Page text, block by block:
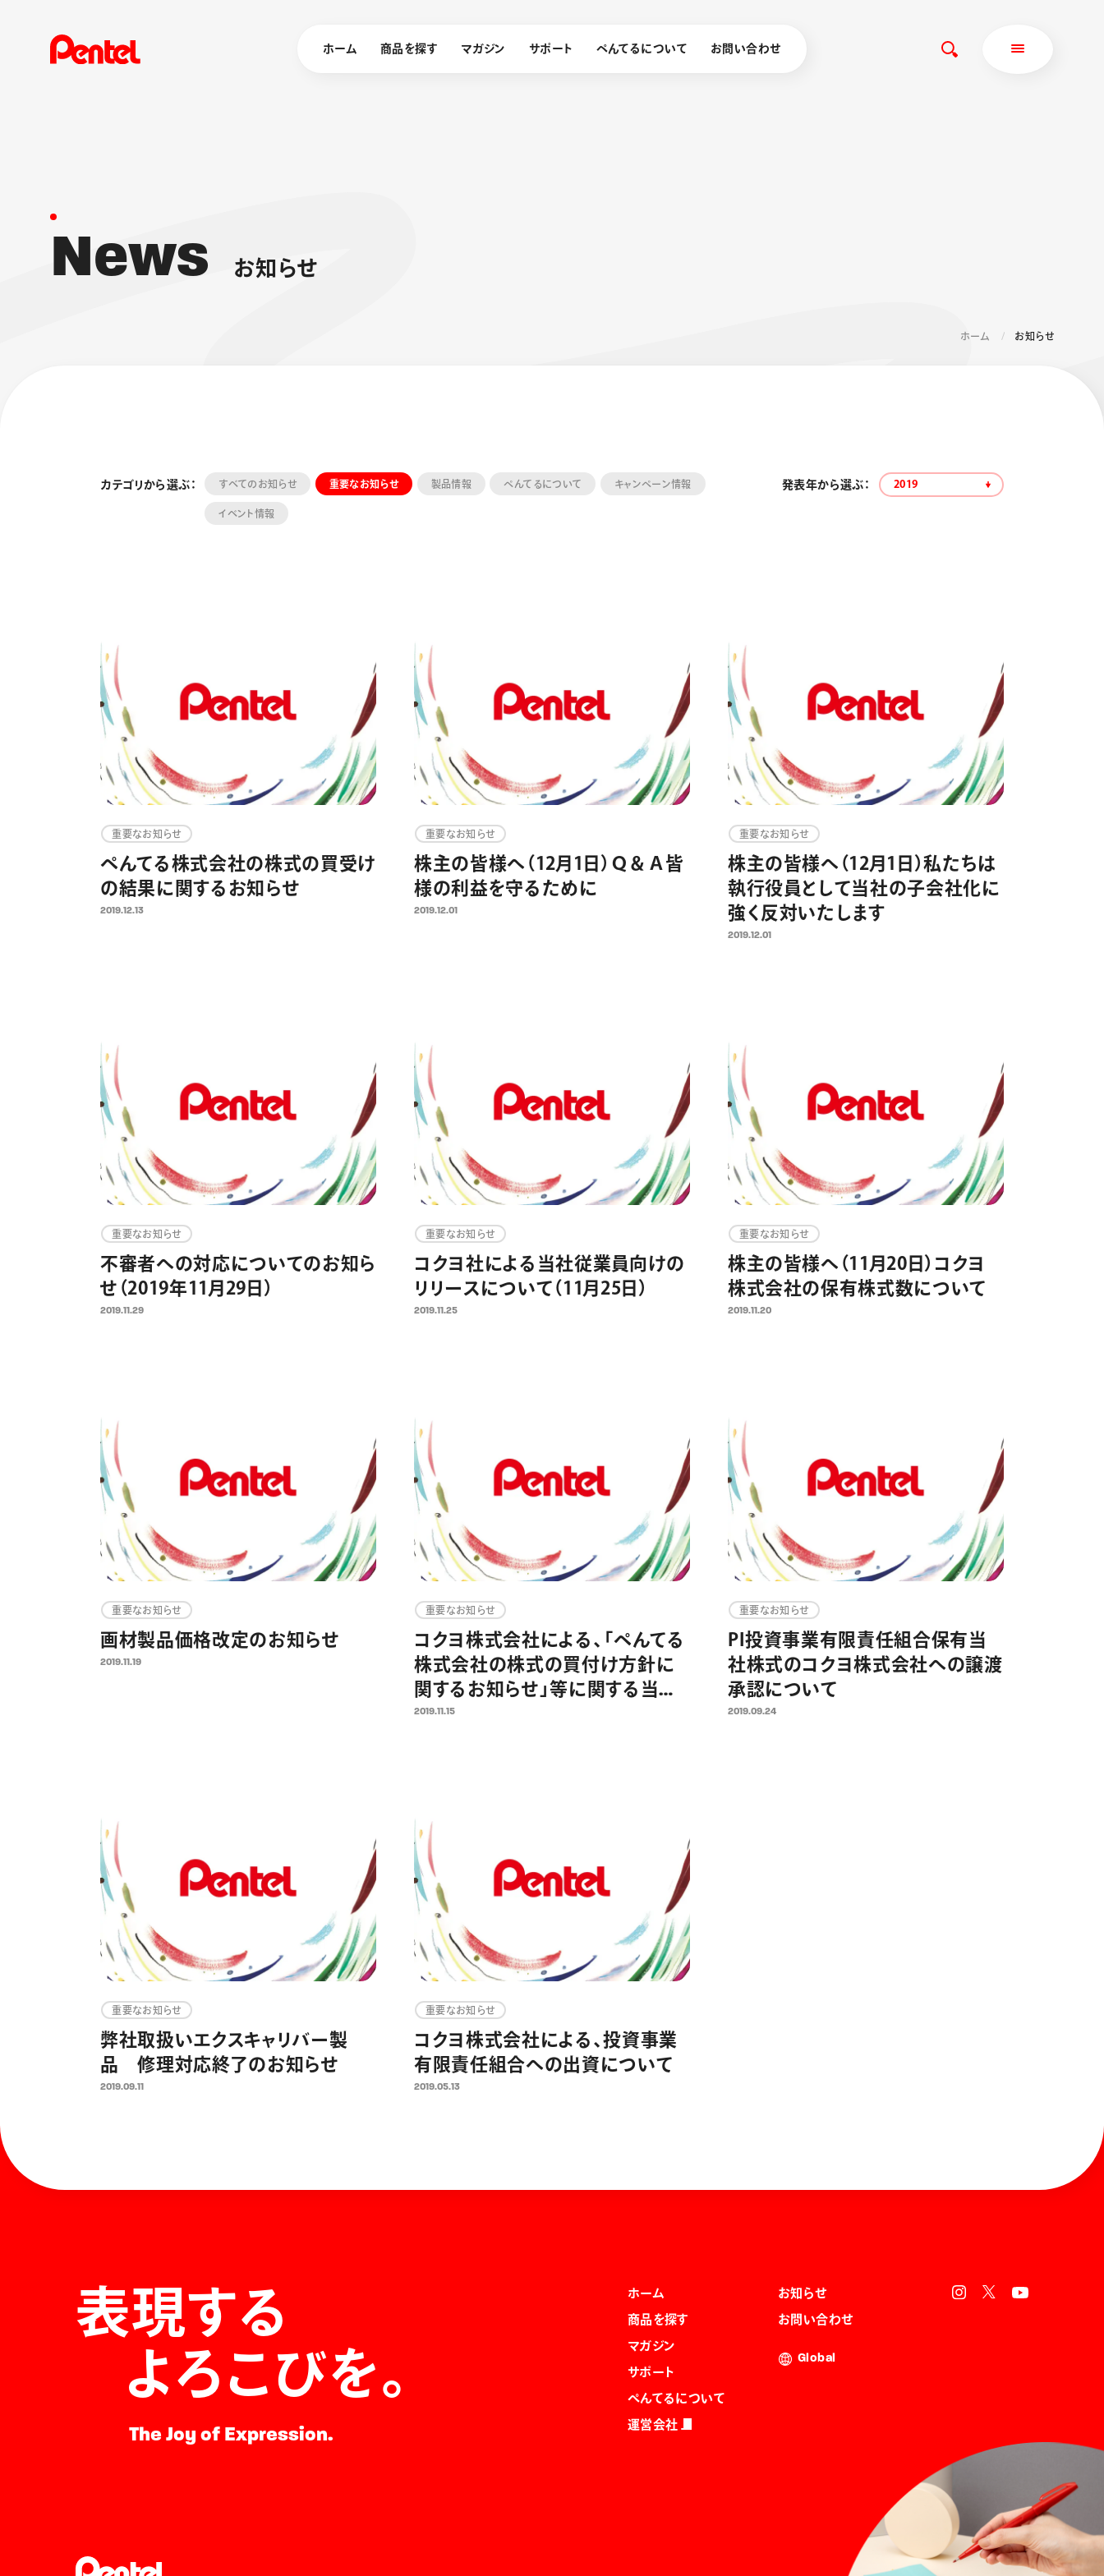
ホーム 商品を探す マガジン サポート ぺんてるについて お問い合わせ
エナージェル
シャープペン
消し具
News お知 らせ
ホーム お知らせ
カテゴリから選ぶ： すべてのお知らせ 重要なお知らせ 製品情報 ぺんてるについて キャンペーン情報
イベント情報
発表年から選ぶ： 2019
重要なお知らせ
ぺんてる株式会社の株式の買受け
の結果に関するお知らせ
2019.12.13
重要なお知らせ
株主の皆様へ（12月1日）Ｑ＆Ａ皆
様の利益を守るために
2019.12.01
重要なお知らせ
株主の皆様へ（12月1日）私たちは
執行役員として当社の子会社化に
強く反対いたします
2019.12.01
重要なお知らせ
不審者への対応についてのお知ら
せ（2019年11月29日）
2019.11.29
重要なお知らせ
コクヨ社による当社従業員向けの
リリースについて（11月25日）
2019.11.25
重要なお知らせ
株主の皆様へ（11月20日）コクヨ
株式会社の保有株式数について
2019.11.20
重要なお知らせ
画材製品価格改定のお知らせ
2019.11.19
重要なお知らせ
コクヨ株式会社による、「ぺんてる
株式会社の株式の買付け方針に
関するお知らせ」等に関する当社
見解
2019.11.15
重要なお知らせ
PI投資事業有限責任組合保有当
社株式のコクヨ株式会社への譲渡
承認について
2019.09.24
重要なお知らせ
弊社取扱いエクスキャリバー製
品 修理対応終了のお知らせ
2019.09.11
重要なお知らせ
コクヨ株式会社による、投資事業
有限責任組合への出資について
2019.05.13
ホーム
商品を探す
マガジン
サポート
ぺんてるについて
運営会社
お知らせ
お問い合わせ
Global
表現する
よろこびを。
The Joy of Expression.